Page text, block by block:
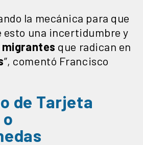
la mecánica para que
esto una incertidumbre y
migrantes que radican en
”, comentó Francisco
de Tarjeta